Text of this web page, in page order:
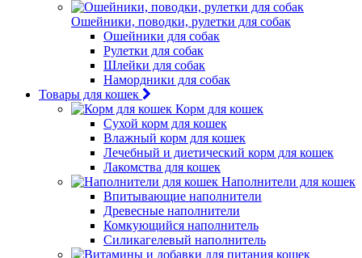
Ошейники, поводки, рулетки для собак
Ошейники для собак
Рулетки для собак
Шлейки для собак
Намордники для собак
Товары для кошек
Корм для кошек
Сухой корм для кошек
Влажный корм для кошек
Лечебный и диетический корм для кошек
Лакомства для кошек
Наполнители для кошек
Впитывающие наполнители
Древесные наполнители
Комкующийся наполнитель
Силикагелевый наполнитель